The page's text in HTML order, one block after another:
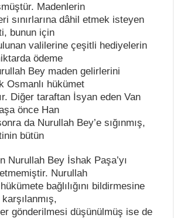
Madenlerin
sınırlarına dâhil etmek isteyen
bunun için
valilerine çeşitli hediyelerin
ödeme
Bey maden gelirlerini
Osmanlı hükümet
Diğer taraftan İsyan eden Van
önce Han
da Nurullah Bey’e sığınmış,
bütün
Nurullah Bey İshak Paşa’yı
Nurullah
bağlılığını bildirmesine
gönderilmesi düşünülmüş ise de